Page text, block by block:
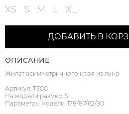
XS S M L XL
ДОБАВИТЬ В
ОПИСАНИЕ
Жилет асимметричного кроя из льна
Артикул: Т300
На модели размер: S
Параметры модели: 178/87/62/90